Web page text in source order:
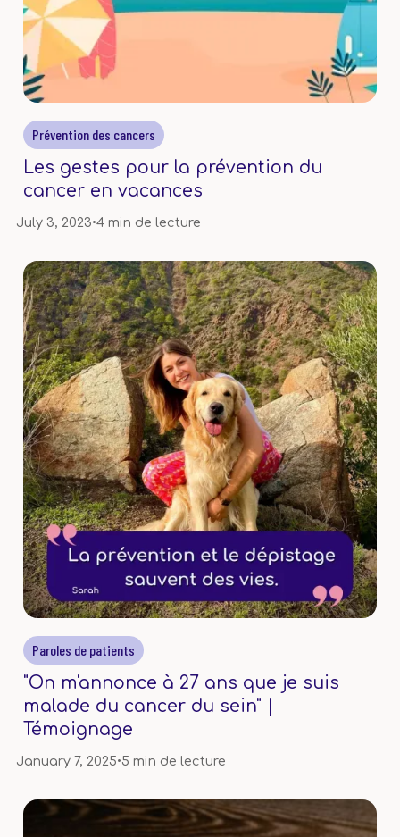
Prévention des cancers
Les gestes pour la prévention du
cancer en vacances
July 3, 2023•4 min de lecture
Paroles de patients
"On m'annonce à 27 ans que je suis
malade du cancer du sein" |
Témoignage
January 7, 2025•5 min de lecture